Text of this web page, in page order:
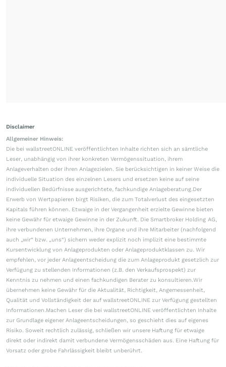
Disclaimer
Allgemeiner Hinweis:
Die bei wallstreetONLINE veröffentlichten Inhalte richten sich an sämtliche
Leser, unabhängig von ihrer konkreten Vermögenssituation, ihrem
Anlageverhalten oder ihren Anlagezielen. Sie berücksichtigen in keiner Weise die
individuelle Situation des einzelnen Lesers und ersetzen keine auf seine
individuellen Bedürfnisse ausgerichtete, fachkundige Anlageberatung.Der
Erwerb von Wertpapieren birgt Risiken, die zum Totalverlust des eingesetzten
Kapitals führen können. Etwaige in der Vergangenheit erzielte Gewinne bieten
keine Gewähr für etwaige Gewinne in der Zukunft. Die Smartbroker Holding AG,
ihre verbundenen Unternehmen, ihre Organe und ihre Mitarbeiter (nachfolgend
auch „wir“ bzw. „uns“) sichern weder explizit noch implizit eine bestimmte
Kursentwicklung von Anlageprodukten oder Anlageproduktklassen zu. Wir
empfehlen, vor jeder Anlageentscheidung die zum Anlageprodukt gesetzlich zur
Verfügung zu stellenden Informationen (z.B. den Verkaufsprospekt) zur
Kenntnis zu nehmen und einen fachkundigen Berater zu konsultieren.Wir
übernehmen keine Gewähr für die Aktualität, Richtigkeit, Angemessenheit,
Qualität und Vollständigkeit der auf wallstreetONLINE zur Verfügung gestellten
Informationen.Machen Leser die bei wallstreetONLINE veröffentlichten Inhalte
zur Grundlage eigener Anlageentscheidungen, so geschieht dies auf eigenes
Risiko. Soweit rechtlich zulässig, schließen wir unsere Haftung für etwaige
direkt oder indirekt damit verbundene Vermögensschäden aus. Eine Haftung für
Vorsatz oder grobe Fahrlässigkeit bleibt unberührt.